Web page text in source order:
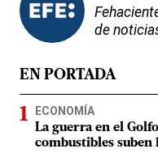
de
EN PORTADA
ECONOMÍA
La guerra en el
combustibles suben